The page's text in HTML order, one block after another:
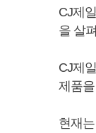
CJ제
을 살
CJ제
제품
현재